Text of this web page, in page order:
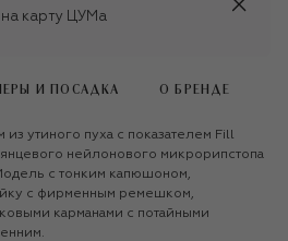
карту ЦУМа
И ПОСАДКА О БРЕНДЕ
утиного пуха с показателем Fill
нейлонового микрорипстопа
с тонким капюшоном,
с фирменным ремешком,
карманами с потайными